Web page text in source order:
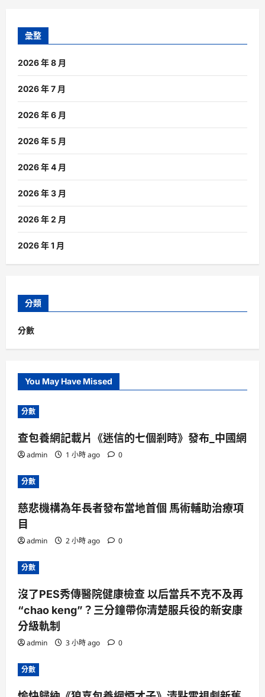
彙整
2026 年 8 月
2026 年 7 月
2026 年 6 月
2026 年 5 月
2026 年 4 月
2026 年 3 月
2026 年 2 月
2026 年 1 月
分類
分數
You May Have Missed
分數
查包養網記載片《迷信的七個剎時》發布_中國網
admin 1 小時 ago 0
分數
慈悲機構為年長者發布當地首個 馬術輔助治療項
目
admin 2 小時 ago 0
分數
沒了PES秀傳醫院健康檢查 以后當兵不克不及再
“chao keng”？三分鐘帶你清楚服兵役的新安康
分級軌制
admin 3 小時 ago 0
分數